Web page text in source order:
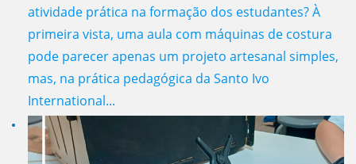
atividade prática na formação dos estudantes? À
primeira vista, uma aula com máquinas de costura
pode parecer apenas um projeto artesanal simples,
mas, na prática pedagógica da Santo Ivo
International...